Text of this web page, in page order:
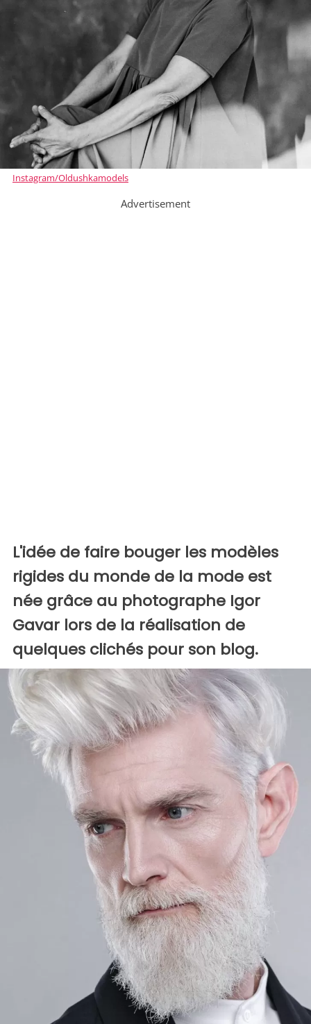
Instagram/Oldushkamodels
Advertisement
L'idée de faire bouger les modèles
rigides du monde de la mode est
née grâce au photographe Igor
Gavar lors de la réalisation de
quelques clichés pour son blog.